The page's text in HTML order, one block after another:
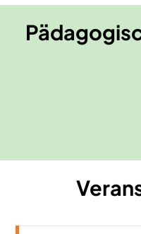
Kurse für Alle